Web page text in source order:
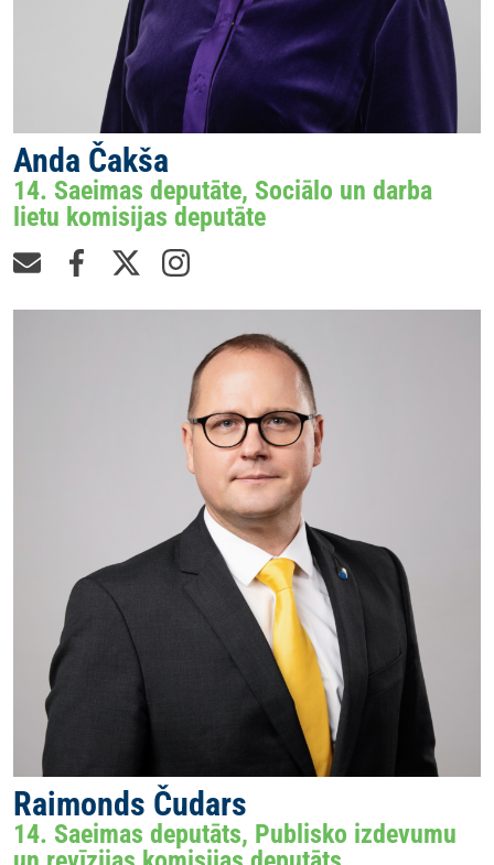
Anda Čakša
14. Saeimas deputāte, Sociālo un darba
lietu komisijas deputāte
Raimonds Čudars
14. Saeimas deputāts, Publisko izdevumu